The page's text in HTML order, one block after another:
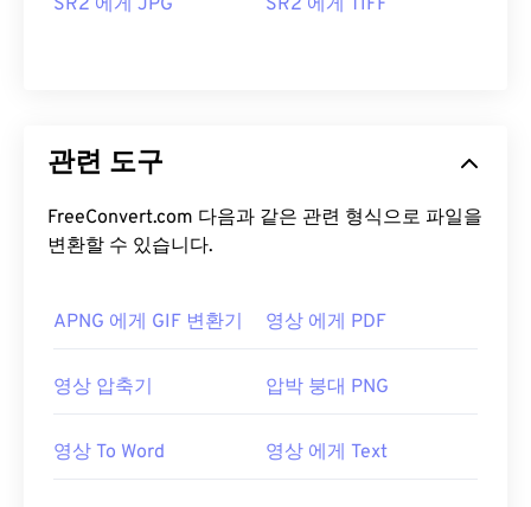
SR2 에게 JPG SR2 에게 TIFF
관련 도구
FreeConvert.com 다음과 같은 관련 형식으로 파일을
변환할 수 있습니다.
APNG 에게 GIF 변환기 영상 에게 PDF
영상 압축기 압박 붕대 PNG
영상 To Word 영상 에게 Text